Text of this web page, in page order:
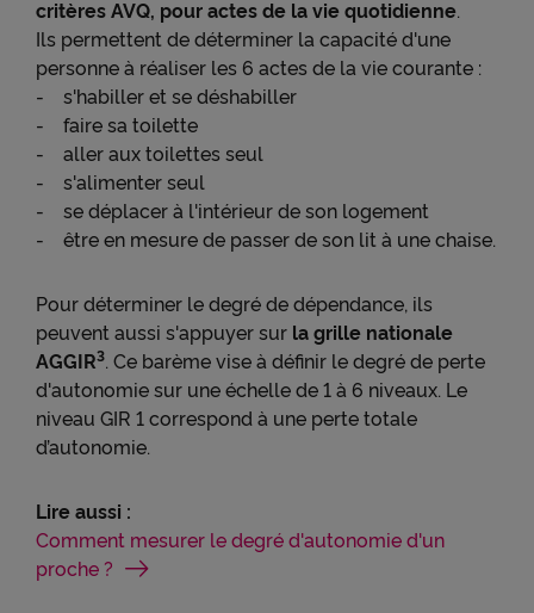
critères AVQ, pour actes de la vie quotidienne.
Ils permettent de déterminer la capacité d'une
personne à réaliser les 6 actes de la vie courante :
- s'habiller et se déshabiller
- faire sa toilette
- aller aux toilettes seul
- s'alimenter seul
- se déplacer à l'intérieur de son logement
- être en mesure de passer de son lit à une chaise.
Pour déterminer le degré de dépendance, ils
peuvent aussi s'appuyer sur la grille nationale
AGGIR3. Ce barème vise à définir le degré de perte
d'autonomie sur une échelle de 1 à 6 niveaux. Le
niveau GIR 1 correspond à une perte totale
d’autonomie.
Lire aussi :
Comment mesurer le degré d'autonomie d'un
proche ?